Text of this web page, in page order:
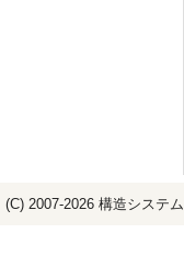
(C) 2007-2026 構造システム